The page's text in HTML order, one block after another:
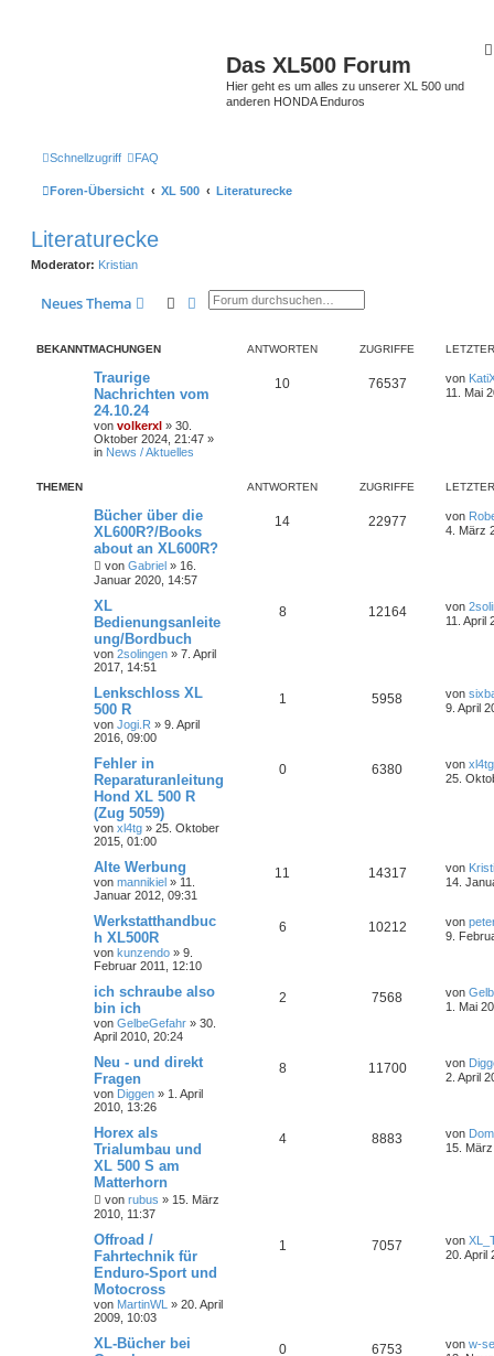
Das XL500 Forum
Hier geht es um alles zu unserer XL 500 und
anderen HONDA Enduros
Schnellzugriff FAQ
Foren-Übersicht XL 500 Literaturecke
Literaturecke
Moderator: Kristian
Neues Thema SucheErweiterte Suche
BEKANNTMACHUNGEN ANTWORTEN ZUGRIFFE
Traurige
Nachrichten vom
24.10.24
von volkerxl » 30.
Oktober 2024, 21:47 »
in News / Aktuelles
10 76537 von
11. Mai
THEMEN ANTWORTEN ZUGRIFFE
Bücher über die
XL600R?/Books
about an XL600R?
von Gabriel » 16.
Januar 2020, 14:57
14 22977 von
4. März
XL
Bedienungsanleite
ung/Bordbuch
von 2solingen » 7. April
2017, 14:51
8 12164 von
11. April
Lenkschloss XL
500 R
von Jogi.R » 9. April
2016, 09:00
1 5958 von
9. April
Fehler in
Reparaturanleitung
Hond XL 500 R
(Zug 5059)
von xl4tg » 25. Oktober
2015, 01:00
0 6380 von xl4tg
25.
Alte Werbung
von mannikiel » 11.
Januar 2012, 09:31
11 14317 von
14.
Werkstatthandbuc
h XL500R
von kunzendo » 9.
Februar 2011, 12:10
6 10212 von
9.
ich schraube also
bin ich
von GelbeGefahr » 30.
April 2010, 20:24
2 7568 von
1. Mai
Neu - und direkt
Fragen
von Diggen » 1. April
2010, 13:26
8 11700 von
2. April
Horex als
Trialumbau und
XL 500 S am
Matterhorn
von rubus » 15. März
2010, 11:37
4 8883 von
15.
Offroad /
Fahrtechnik für
Enduro-Sport und
Motocross
von MartinWL » 20. April
2009, 10:03
1 7057 von
20. April
XL-Bücher bei
0 6753 von w-